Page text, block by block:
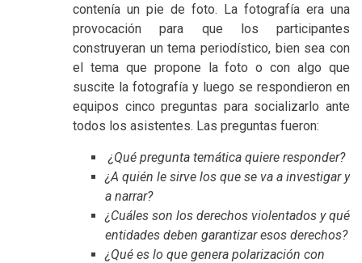
contenía un pie de foto. La fotografía era una
provocación para que los participantes
construyeran un tema periodístico, bien sea con
el tema que propone la foto o con algo que
suscite la fotografía y luego se respondieron en
equipos cinco preguntas para socializarlo ante
todos los asistentes. Las preguntas fueron:
¿Qué pregunta temática quiere responder?
¿A quién le sirve los que se va a investigar y
a narrar?
¿Cuáles son los derechos violentados y qué
entidades deben garantizar esos derechos?
¿Qué es lo que genera polarización con